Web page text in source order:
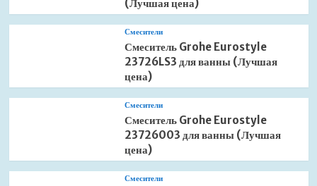
(Лучшая цена)
Смесители
Смеситель Grohe Eurostyle
23726LS3 для ванны (Лучшая
цена)
Смесители
Смеситель Grohe Eurostyle
23726003 для ванны (Лучшая
цена)
Смесители